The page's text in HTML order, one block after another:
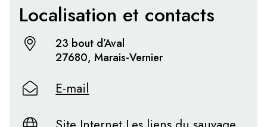
Localisation et contacts
23 bout d’Aval
27680, Marais-Vernier
E-mail